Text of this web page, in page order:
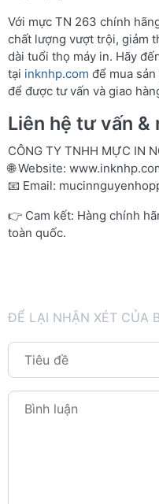
Với mực TN 263 chính
chất lượng vượt trội, giảm
dài tuổi thọ máy in. Hãy
tại inknhp.com để mua
để được tư vấn và giao
Liên hệ tư vấn &
CÔNG TY TNHH MỰC IN
🌐 Website:
📧 Email:
👉 Cam kết: Hàng chính
toàn quốc.
ĐỂ LẠI NHẬN XÉT CỦA